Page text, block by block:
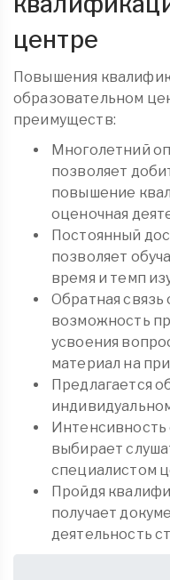
центре
Повышения
образовательном
преимуществ:
Многолетний
позволяет
повышение
оценочная
Постоянный
позволяет
время и темп
Обратная связь
возможность
усвоения
материал на
Предлагается
Интенсивность
выбирает
специалистом
Пройдя
получает
деятельность